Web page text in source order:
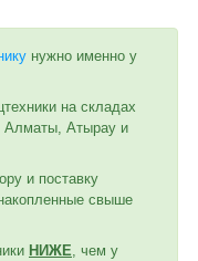
нужно именно у
на складах
Алматы, Атырау и
и поставку
свыше
НИЖЕ , чем у